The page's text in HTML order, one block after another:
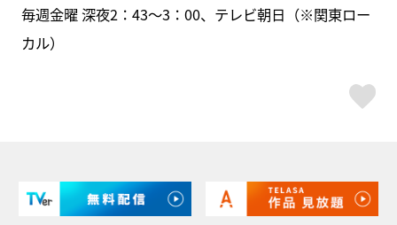
毎週金曜 深夜2：43〜3：00、テレビ朝日（※関東ロー
カル）